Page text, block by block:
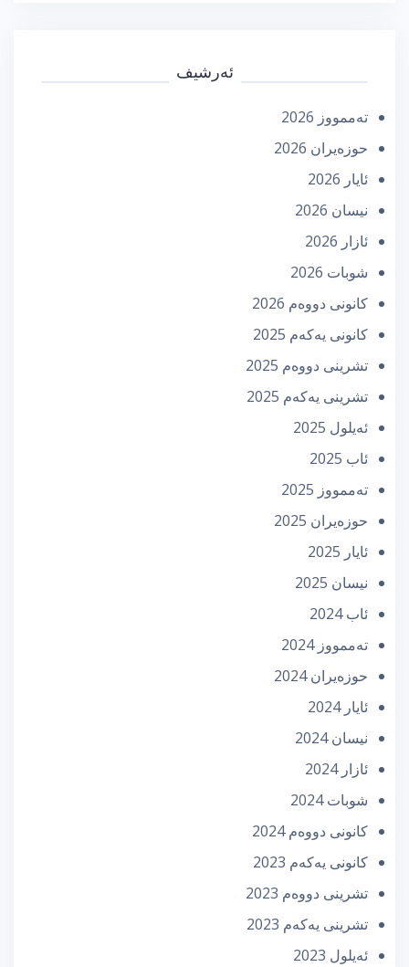
ئەرشیف
تەممووز 2026
حوزه‌یران 2026
ئایار 2026
نیسان 2026
ئازار 2026
شوبات 2026
كانونی دووه‌م 2026
كانونی یه‌كه‌م 2025
تشرینی دووه‌م 2025
تشرینی یه‌كه‌م 2025
ئه‌یلول 2025
ئاب 2025
تەممووز 2025
حوزه‌یران 2025
ئایار 2025
نیسان 2025
ئاب 2024
تەممووز 2024
حوزه‌یران 2024
ئایار 2024
نیسان 2024
ئازار 2024
شوبات 2024
كانونی دووه‌م 2024
كانونی یه‌كه‌م 2023
تشرینی دووه‌م 2023
تشرینی یه‌كه‌م 2023
ئه‌یلول 2023